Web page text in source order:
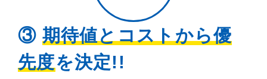
③ 期待値とコストから優
先度を決定!!